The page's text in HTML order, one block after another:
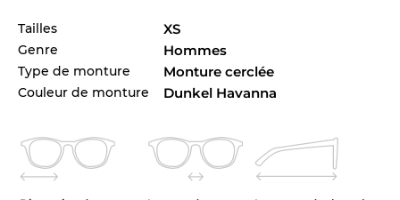
dans le marché 2024, pour rester à la pointe du
progrès.
La conception de la monture est dirigée
Le modèle est en stock. Si vous commandez
Tailles XS
Genre Hommes
Type de monture Monture cerclée
Couleur de monture Dunkel Havanna